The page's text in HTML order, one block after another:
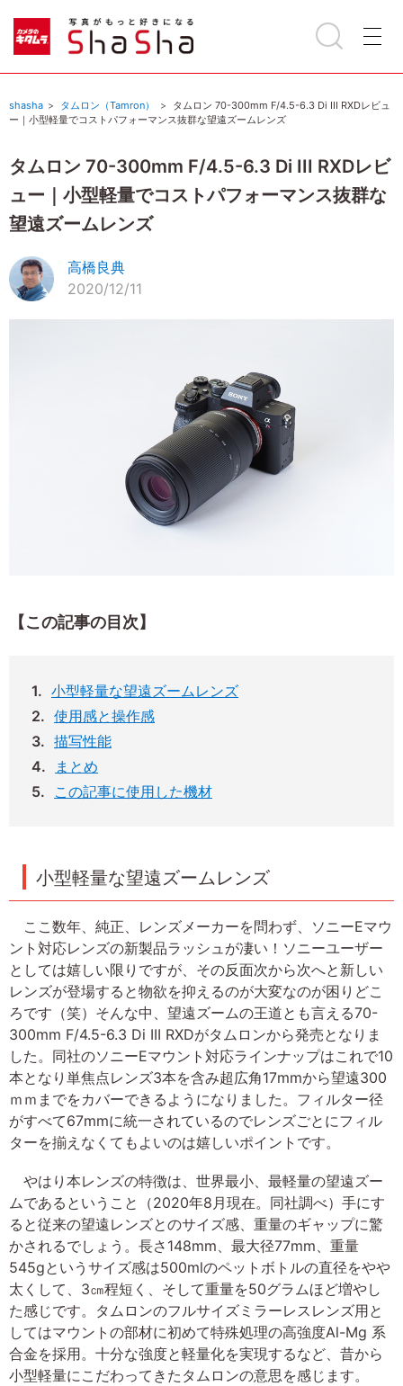
shasha タムロン（Tamron）
タムロン 70-300mm F/4.5-6.3 Di III RXDレビュ
ー｜小型軽量でコストパフォーマンス抜群な望遠ズームレンズ
タムロン 70-300mm F/4.5-6.3 Di III RXDレビ
ュー｜小型軽量でコストパフォーマンス抜群な
望遠ズームレンズ
高橋良典
2020/12/11
【この記事の目次】
小型軽量な望遠ズームレンズ
使用感と操作感
描写性能
まとめ
この記事に使用した機材
小型軽量な望遠ズームレンズ
ここ数年、純正、レンズメーカーを問わず、ソニーEマウ
ント対応レンズの新製品ラッシュが凄い！ソニーユーザー
としては嬉しい限りですが、その反面次から次へと新しい
レンズが登場すると物欲を抑えるのが大変なのが困りどこ
ろです（笑）そんな中、望遠ズームの王道とも言える70-
300mm F/4.5-6.3 Di III RXDがタムロンから発売となりま
した。同社のソニーEマウント対応ラインナップはこれで10
本となり単焦点レンズ3本を含み超広角17mmから望遠300
ｍｍまでをカバーできるようになりました。フィルター径
がすべて67mmに統一されているのでレンズごとにフィル
ターを揃えなくてもよいのは嬉しいポイントです。
やはり本レンズの特徴は、世界最小、最軽量の望遠ズー
ムであるということ（2020年8月現在。同社調べ）手にす
ると従来の望遠レンズとのサイズ感、重量のギャップに驚
かされるでしょう。長さ148mm、最大径77mm、重量
545gというサイズ感は500mlのペットボトルの直径をやや
太くして、3㎝程短く、そして重量を50グラムほど増やし
た感じです。タムロンのフルサイズミラーレスレンズ用と
してはマウントの部材に初めて特殊処理の高強度Al-Mg 系
合金を採用。十分な強度と軽量化を実現するなど、昔から
小型軽量にこだわってきたタムロンの意思を感じます。